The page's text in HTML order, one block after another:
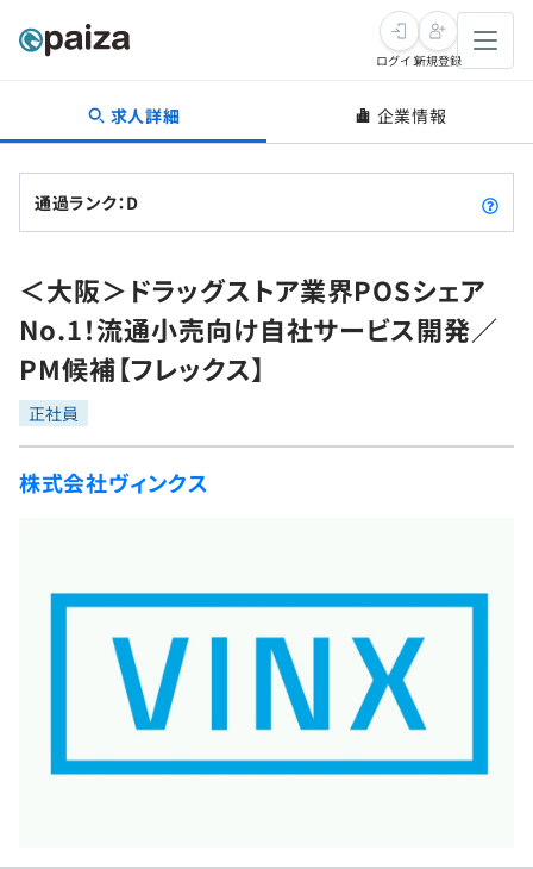
転職・キャリア
転職成功ガイド
転職エージェント
インタビュー
転職成功ガイド
新卒就活
求人検索
本選考
インターン
新卒エージェント
インタビュー
就活成功ガイド
学習
問題集
4択課題
リファレンス
個人向けプラン
プログラミング言語
ゲーム・マンガ
ログイン新規登録
求人詳細 企業情報
通過ランク：D
＜大阪＞ドラッグストア業界POSシェア
No.1！流通小売向け自社サービス開発／
PM候補【フレックス】
正社員
株式会社ヴィンクス